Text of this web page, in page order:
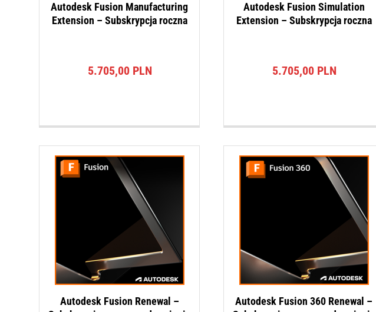
Autodesk Fusion Manufacturing
Extension – Subskrypcja roczna
5.705,00 PLN
Autodesk Fusion Simulation
Extension – Subskrypcja roczna
5.705,00 PLN
Autodesk Fusion Renewal –
Autodesk Fusion 360 Renewal –